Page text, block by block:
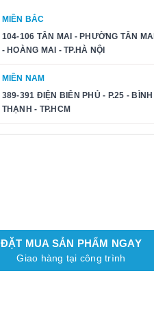
MIỀN BẮC
104-106 TÂN MAI - PHƯỜNG TÂN MAI
- HOÀNG MAI - TP.HÀ NỘI
MIỀN NAM
389-391 ĐIỆN BIÊN PHỦ - P.25 - BÌNH
THẠNH - TP.HCM
ĐẶT MUA SẢN PHẨM NGAY
Giao hàng tại công trình